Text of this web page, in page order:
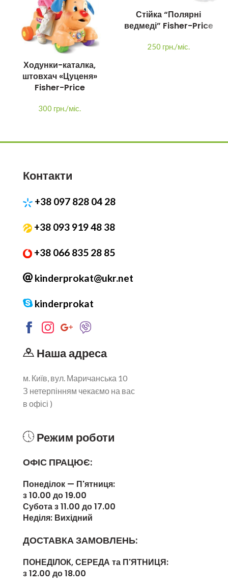
Ходунки-каталка,
штовхач «Цуценя»
Fisher-Price
300 грн./міс.
Стійка “Полярні
ведмеді” Fisher-Price
250 грн./міс.
Контакти
+38 097 828 04 28
+38 093 919 48 38
+38 066 835 28 85
kinderprokat@ukr.net
kinderprokat
Наша адреса
м. Київ, вул. Маричанська 10
З нетерпінням чекаємо на вас
в офісі )
Режим роботи
ОФІС ПРАЦЮЄ:
Понеділок — П'ятниця:
з 10.00 до 19.00
Субота з 11.00 до 17.00
Неділя: Вихідний
ДОСТАВКА ЗАМОВЛЕНЬ:
ПОНЕДІЛОК, СЕРЕДА та П'ЯТНИЦЯ:
з 12.00 до 18.00